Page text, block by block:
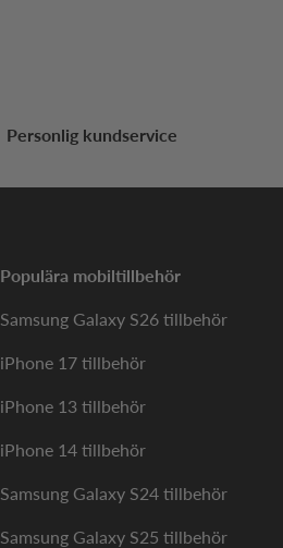
Personlig kundservice
Populära mobiltillbehör
Samsung Galaxy S26 tillbehör
iPhone 17 tillbehör
iPhone 13 tillbehör
iPhone 14 tillbehör
Samsung Galaxy S24 tillbehör
Samsung Galaxy S25 tillbehör